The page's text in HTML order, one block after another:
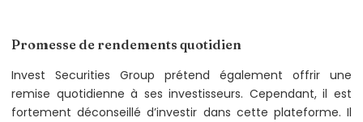
Promesse de rendements quotidien
Invest Securities Group prétend également offrir une
remise quotidienne à ses investisseurs. Cependant, il est
fortement déconseillé d’investir dans cette plateforme. Il